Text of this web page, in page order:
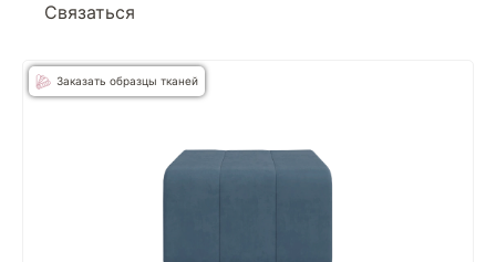
Связаться
Заказать образцы тканей